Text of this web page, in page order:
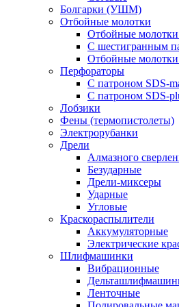
Болгарки (УШМ)
Отбойные молотки
Отбойные
С шестигранным
Отбойные
Перфораторы
С патроном SDS-
С патроном SDS-
Лобзики
Фены (термопистолеты)
Электрорубанки
Дрели
Алмазного
Безударные
Дрели-миксеры
Ударные
Угловые
Краскораспылители
Аккумуляторные
Электрические
Шлифмашинки
Вибрационные
Ленточные